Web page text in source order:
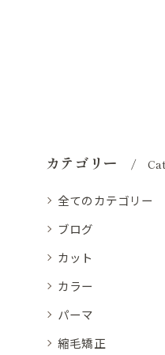
カテゴリー
全てのカテゴリー
ブログ
カット
カラー
パーマ
縮毛矯正